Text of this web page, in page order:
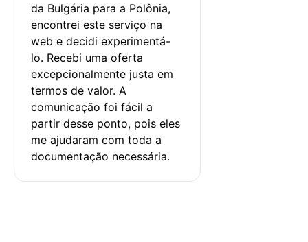
da Bulgária para a Polônia,
encontrei este serviço na
web e decidi experimentá-
lo. Recebi uma oferta
excepcionalmente justa em
termos de valor. A
comunicação foi fácil a
partir desse ponto, pois eles
me ajudaram com toda a
documentação necessária.